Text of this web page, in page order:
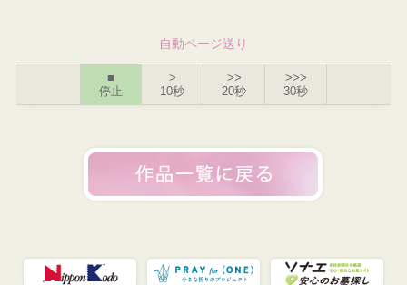
自動ページ送り
■
停止
>
10秒
>>
20秒
>>>
30秒